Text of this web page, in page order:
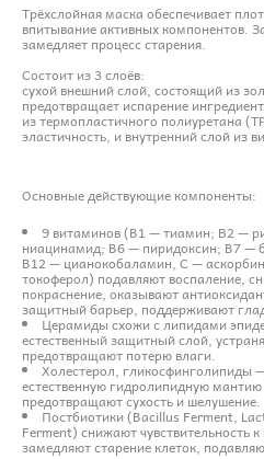
Трёхслойная маска обеспечивает
впитывание активных компонентов.
замедляет процесс старения.
Состоит из 3 слоёв:
сухой внешний слой, состоящий из
предотвращает испарение
из термопластичного полиуретана
эластичность, и внутренний слой из
Основные действующие компоненты:
9 витаминов (B1 — тиамин; В2 —
ниацинамид; B6 — пиридоксин; B7 —
B12 — цианокобаламин, C —
токоферол) подавляют воспаление,
покраснение, оказывают
защитный барьер, поддерживают
Церамиды схожи с липидами
естественный защитный слой,
предотвращают потерю влаги.
Холестерол, гликосфинголипиды
естественную гидролипидную
предотвращают сухость и шелушение.
Постбиотики (Bacillus Ferment,
Ferment) снижают чувствительность
замедляют старение клеток,